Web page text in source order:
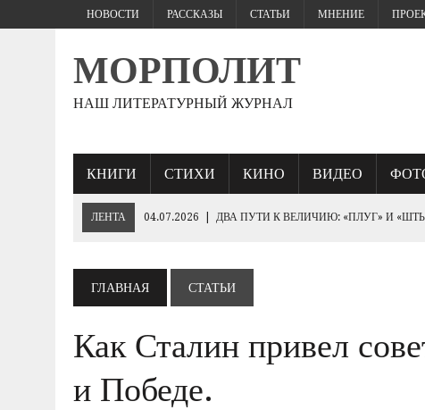
НОВОСТИ РАССКАЗЫ СТАТЬИ МНЕНИЕ
МОРПОЛИТ
НАШ ЛИТЕРАТУРНЫЙ ЖУРНАЛ
КНИГИ СТИХИ КИНО ВИДЕО
ЛЕНТА 04.07.2026 ДВА ПУТИ К ВЕЛИЧИЮ: «ПЛУГ» И
19.06.2026 | 230- ЛЕТИЮ ИМПЕРАТОРА НИКОЛАЯ I
10.06.2026 | ЕВРОПЕЙСКИЕ ВАРВАРЫ РУКАМИ
«ОБОРОНА СЕВАСТОПОЛЯ 1854–1855 ГГ.».
03.06.2026 | ГЕНЕРАЛ ШТУРМ: ПОЛКОВОДЧЕСКОЕ
ГЛАВНАЯ СТАТЬИ
Как Сталин привел
и Победе.